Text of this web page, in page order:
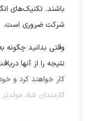
باشند. تکنیک‌های
شرکت ضروری است.
وقتی بدانید چگونه
نتیجه را از آنها
کار خواهند کرد و
کارمندان شاد